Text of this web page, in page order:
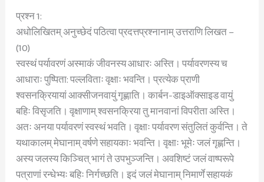
प्रश्न 1:
अधोलिखितम् अनुच्छेदं पठित्वा प्रदत्तप्रश्नानाम् उत्तराणि लिखत –
(10)
स्वस्थं पर्यावरणं अस्माकं जीवनस्य आधारः अस्ति। पर्यावरणस्य च
आधाराः पुष्पिता: पल्लविताः वृक्षाः भवन्ति। प्रत्येक प्राणी
श्वसनक्रियायां आक्सीजनवायुं गृह्णाति। कार्बन-डाइऑक्साइड वायुं
बहिः विसृजति। वृक्षाणाम् श्वसनक्रिया तु मानवानां विपरीता अस्ति।
अतः अनया पर्यावरणं स्वस्थं भवति। वृक्षाः पर्यावरण संतुलितं कुर्वन्ति। ते
यथाकालम् मेघानाम् वर्षणे सहायकाः भवन्ति। वृक्षाः भूमेः जलं गृह्णन्ति।
अस्य जलस्य किञ्चित् भागं ते उपभुञ्जन्ति। अवशिष्टं जलं वाष्परूपे
पत्राणां रन्धेभ्यः बहिः निर्गच्छति। इदं जलं मेघानाम् निमार्णे सहायकं